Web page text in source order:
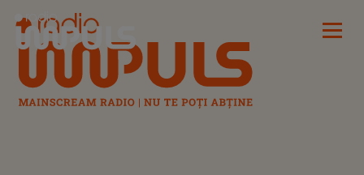
Radio Impuls